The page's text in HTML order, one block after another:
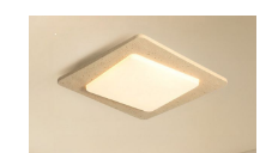
para Uso Residencial,
110V-120V, 15"